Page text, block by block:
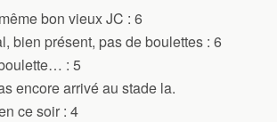
bon vieux JC : 6
bien présent, pas de boulettes : 6
: 5
encore arrivé au stade la.
ce soir : 4